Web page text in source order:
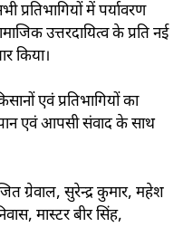
प्रतिभागियों में पर्यावरण
उत्तरदायित्व के प्रति नई
किया।
एवं प्रतिभागियों का
एवं आपसी संवाद के साथ
ग्रेवाल, सुरेन्द्र कुमार, महेश
मास्टर बीर सिंह,